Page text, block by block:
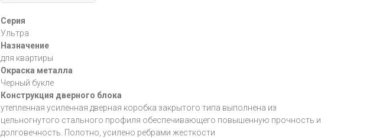
Серия
Ультра
Назначение
для квартиры
Окраска металла
Черный букле
Конструкция дверного блока
утепленная усиленная дверная коробка закрытого типа выполнена из
цельногнутого стального профиля обеспечивающего повышенную прочность и
долговечность. Полотно, усилено ребрами жесткости